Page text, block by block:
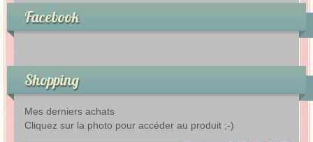
Facebook
Shopping
Mes derniers achats
Cliquez sur la photo pour accéder au produit ;-)